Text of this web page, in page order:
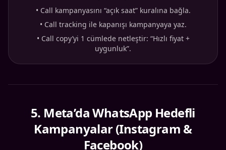
• Call kampanyasını “açık saat” kuralına bağla.
• Call tracking ile kapanışı kampanyaya yaz.
• Call copy’yi 1 cümlede netleştir: “Hızlı fiyat +
uygunluk”.
5. Meta’da WhatsApp Hedefli
Kampanyalar (Instagram &
Facebook)